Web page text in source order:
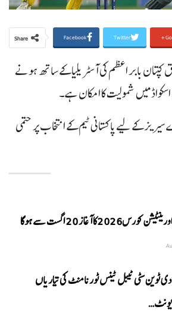
Share Facebook Twitter
بابر اعظم کی آسٹریلیا کے ساتھ ہونے
میں شمولیت کا امکان ہے۔
کے لیے پاکستانی ٹیم کے انتخاب پر حتمی
آغاز 20 اگست سے ہوگا
ٹوین سٹی ٹیبل ٹینس ٹورنامنٹ کی تیاریاں